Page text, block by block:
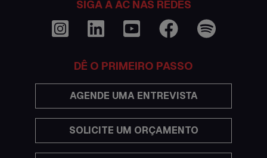
Dicas
Economia
Estudar no exterior
Eventos
SIGA A AC NAS REDES
DÊ O PRIMEIRO PASSO
AGENDE UMA ENTREVISTA
SOLICITE UM ORÇAMENTO